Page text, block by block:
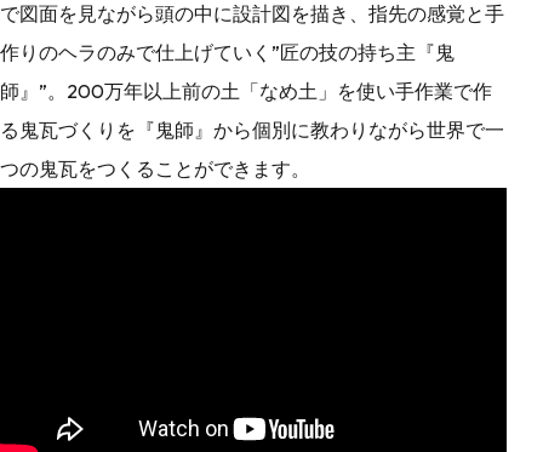
で図面を見ながら頭の中に設計図を描き、指先の感覚と手
作りのヘラのみで仕上げていく”匠の技の持ち主『鬼
師』”。200万年以上前の土「なめ土」を使い手作業で作
る鬼瓦づくりを『鬼師』から個別に教わりながら世界で一
つの鬼瓦をつくることができます。